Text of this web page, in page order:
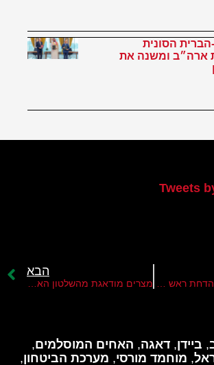
הסונית
ארה״ב ומשנה את
Tweets
הבא
, ביידן, דאגה, האחים המוסלמים,
, מוחמד מורסי, מערכת הביטחון,